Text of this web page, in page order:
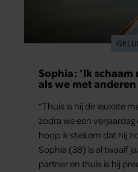
Sophia: ‘Ik
als we met anderen
“Thuis is hij de leukste
zodra we een
hoop ik stiekem dat hij
Sophia (38) is al twaalf
partner en thuis is hij